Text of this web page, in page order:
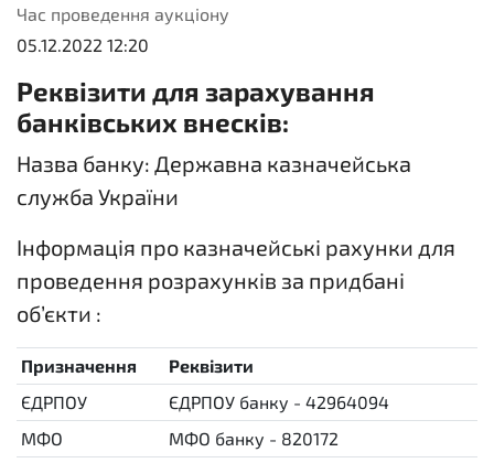
Час проведення аукціону
05.12.2022 12:20
Реквізити для зарахування
банківських внесків:
Назва банку: Державна казначейська
служба України
Інформація про казначейські рахунки для
проведення розрахунків за придбані
об’єкти :
Призначення
Реквізити
ЄДРПОУ
ЄДРПОУ банку - 42964094
МФО
МФО банку - 820172